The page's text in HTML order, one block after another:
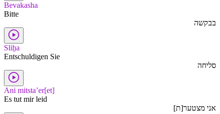
Bevakasha
Bitte
בבקשה
Sliẖa
Entschuldigen Sie
סליחה
Ani mitsta’er[et]
Es tut mir leid
אני מצטער[ת]